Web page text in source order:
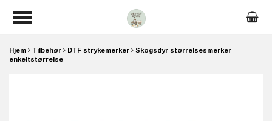
Hjem Tilbehør DTF strykemerker
Skogsdyr størrelsesmerker
enkeltstørrelse